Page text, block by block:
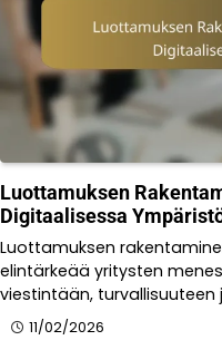
Luottamuksen
Digitaalisessa
Luottamuksen
elintärkeää yritysten
viestintään, turvallisuuteen
11/02/2026